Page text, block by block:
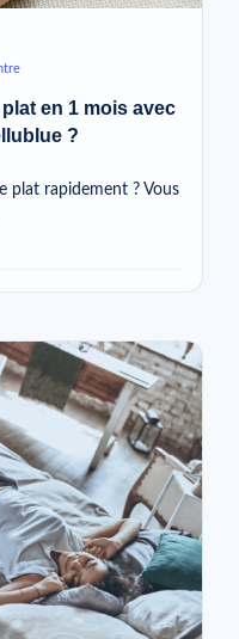
en 1 mois avec
?
plat rapidement ? Vous